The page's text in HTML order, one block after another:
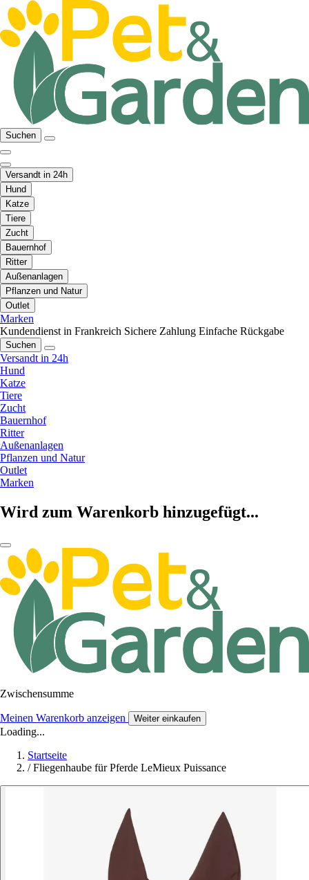
Suchen
Versandt in 24h
Hund
Katze
Tiere
Zucht
Bauernhof
Ritter
Außenanlagen
Pflanzen und Natur
Outlet
Marken
Kundendienst in Frankreich Sichere Zahlung Einfache Rückgabe
Suchen
Versandt in 24h
Hund
Katze
Tiere
Zucht
Bauernhof
Ritter
Außenanlagen
Pflanzen und Natur
Outlet
Marken
Wird zum Warenkorb hinzugefügt...
Zwischensumme
Meinen Warenkorb anzeigen Weiter einkaufen
Loading...
Startseite
/ Fliegenhaube für Pferde LeMieux Puissance